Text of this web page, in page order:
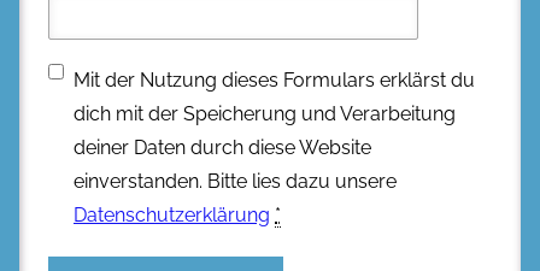
Mit der Nutzung dieses Formulars erklärst du
dich mit der Speicherung und Verarbeitung
deiner Daten durch diese Website
einverstanden. Bitte lies dazu unsere
Datenschutzerklärung *